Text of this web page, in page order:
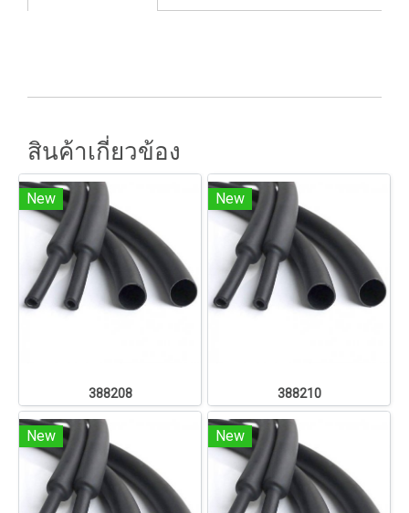
สินค้าเกี่ยวข้อง
New
388208
New
388210
New New